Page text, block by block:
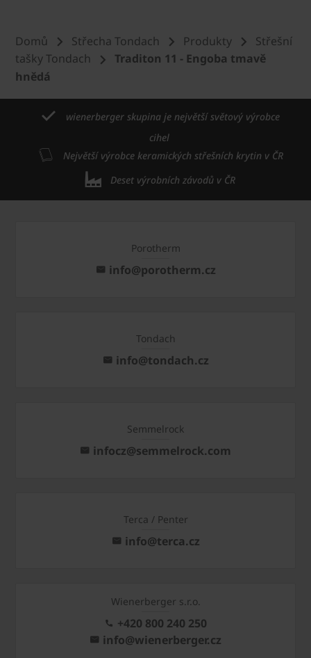
Domů Střecha Tondach Produkty
Střešní
tašky Tondach
Traditon 11 - Engoba tmavě
hnědá
wienerberger skupina je největší světový výrobce
cihel
Největší výrobce keramických střešních krytin v ČR
Deset výrobních závodů v ČR
Porotherm
info@porotherm.cz
Tondach
info@tondach.cz
Semmelrock
infocz@semmelrock.com
Terca / Penter
info@terca.cz
Wienerberger s.r.o.
+420 800 240 250
info@wienerberger.cz